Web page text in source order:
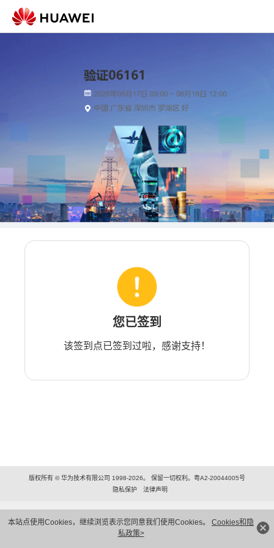
本站点使用Cookies，继续浏览表示您同意我们使用Cookies。 Cookies和隐
私政策>
您已签到
该签到点已签到过啦，感谢支持！
版权所有 © 华为技术有限公司 1998-2026。 保留一切权利。粤A2-20044005号
隐私保护
法律声明